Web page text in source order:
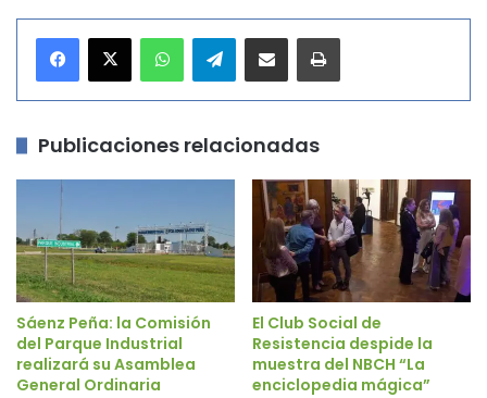
Telegram
Publicaciones relacionadas
Sáenz Peña: la Comisión
del Parque Industrial
realizará su Asamblea
General Ordinaria
El Club Social de
Resistencia despide la
muestra del NBCH “La
enciclopedia mágica”